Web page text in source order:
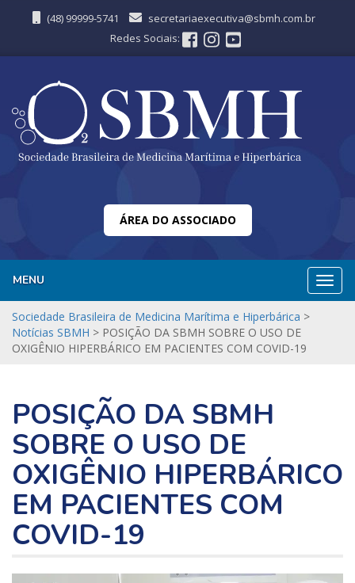
(48) 99999-5741
secretariaexecutiva@sbmh.com.br
Redes Sociais:
ÁREA DO ASSOCIADO
MENU
Sociedade Brasileira de Medicina Marítima e Hiperbárica >
Notícias SBMH > POSIÇÃO DA SBMH SOBRE O USO DE
OXIGÊNIO HIPERBÁRICO EM PACIENTES COM COVID-19
POSIÇÃO DA SBMH
SOBRE O USO DE
OXIGÊNIO HIPERBÁRICO
EM PACIENTES COM
COVID-19